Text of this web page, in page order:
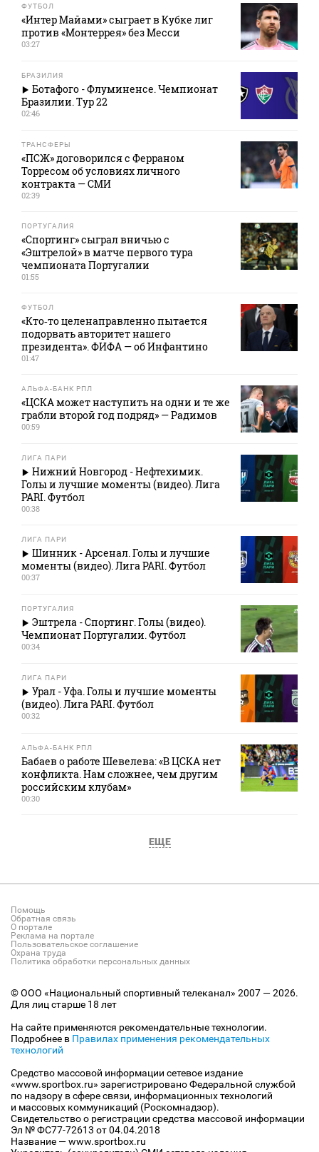
ФУТБОЛ
«Интер Майами» сыграет в Кубке лиг
против «Монтеррея» без Месси
03:27
БРАЗИЛИЯ
Ботафого - Флуминенсе. Чемпионат
Бразилии. Тур 22
02:46
ТРАНСФЕРЫ
«ПСЖ» договорился с Ферраном
Торресом об условиях личного
контракта — СМИ
02:39
ПОРТУГАЛИЯ
«Спортинг» сыграл вничью с
«Эштрелой» в матче первого тура
чемпионата Португалии
01:55
ФУТБОЛ
«Кто‑то целенаправленно пытается
подорвать авторитет нашего
президента». ФИФА — об Инфантино
01:47
АЛЬФА-БАНК РПЛ
«ЦСКА может наступить на одни и те же
грабли второй год подряд» — Радимов
00:59
ЛИГА ПАРИ
Нижний Новгород - Нефтехимик.
Голы и лучшие моменты (видео). Лига
PARI. Футбол
00:38
ЛИГА ПАРИ
Шинник - Арсенал. Голы и лучшие
моменты (видео). Лига PARI. Футбол
00:37
ПОРТУГАЛИЯ
Эштрела - Спортинг. Голы (видео).
Чемпионат Португалии. Футбол
00:34
ЛИГА ПАРИ
Урал - Уфа. Голы и лучшие моменты
(видео). Лига PARI. Футбол
00:32
АЛЬФА-БАНК РПЛ
Бабаев о работе Шевелева: «В ЦСКА нет
конфликта. Нам сложнее, чем другим
российским клубам»
00:30
ЕЩЕ
Помощь
Обратная связь
О портале
Реклама на портале
Пользовательское соглашение
Охрана труда
Политика обработки персональных данных
© ООО «Национальный спортивный телеканал» 2007 — 2026.
Для лиц старше 18 лет
На сайте применяются рекомендательные технологии.
Подробнее в Правилах применения рекомендательных
технологий
Средство массовой информации сетевое издание
«www.sportbox.ru» зарегистрировано Федеральной службой
по надзору в сфере связи, информационных технологий
и массовых коммуникаций (Роскомнадзор).
Свидетельство о регистрации средства массовой информации
Эл № ФС77-72613 от 04.04.2018
Название — www.sportbox.ru